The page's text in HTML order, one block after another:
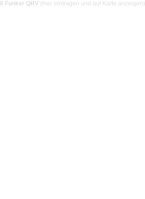
0 Funker QRV (hier eintragen und auf Karte anzeigen)